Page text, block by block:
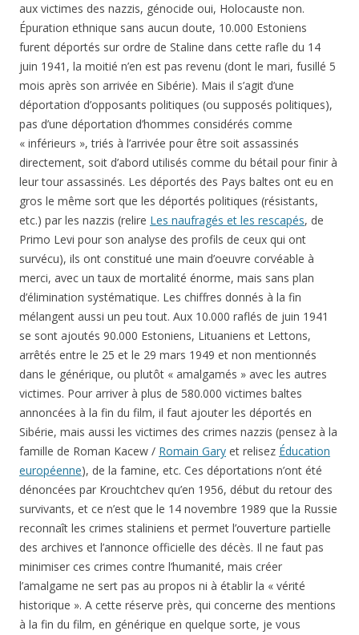
aux victimes des nazzis, génocide oui, Holocauste non.
Épuration ethnique sans aucun doute, 10.000 Estoniens
furent déportés sur ordre de Staline dans cette rafle du 14
juin 1941, la moitié n’en est pas revenu (dont le mari, fusillé 5
mois après son arrivée en Sibérie). Mais il s’agit d’une
déportation d’opposants politiques (ou supposés politiques),
pas d’une déportation d’hommes considérés comme
« inférieurs », triés à l’arrivée pour être soit assassinés
directement, soit d’abord utilisés comme du bétail pour finir à
leur tour assassinés. Les déportés des Pays baltes ont eu en
gros le même sort que les déportés politiques (résistants,
etc.) par les nazzis (relire Les naufragés et les rescapés, de
Primo Levi pour son analyse des profils de ceux qui ont
survécu), ils ont constitué une main d’oeuvre corvéable à
merci, avec un taux de mortalité énorme, mais sans plan
d’élimination systématique. Les chiffres donnés à la fin
mélangent aussi un peu tout. Aux 10.000 raflés de juin 1941
se sont ajoutés 90.000 Estoniens, Lituaniens et Lettons,
arrêtés entre le 25 et le 29 mars 1949 et non mentionnés
dans le générique, ou plutôt « amalgamés » avec les autres
victimes. Pour arriver à plus de 580.000 victimes baltes
annoncées à la fin du film, il faut ajouter les déportés en
Sibérie, mais aussi les victimes des crimes nazzis (pensez à la
famille de Roman Kacew / Romain Gary et relisez Éducation
européenne), de la famine, etc. Ces déportations n’ont été
dénoncées par Krouchtchev qu’en 1956, début du retour des
survivants, et ce n’est que le 14 novembre 1989 que la Russie
reconnaît les crimes staliniens et permet l’ouverture partielle
des archives et l’annonce officielle des décès. Il ne faut pas
minimiser ces crimes contre l’humanité, mais créer
l’amalgame ne sert pas au propos ni à établir la « vérité
historique ». A cette réserve près, qui concerne des mentions
à la fin du film, en générique en quelque sorte, je vous